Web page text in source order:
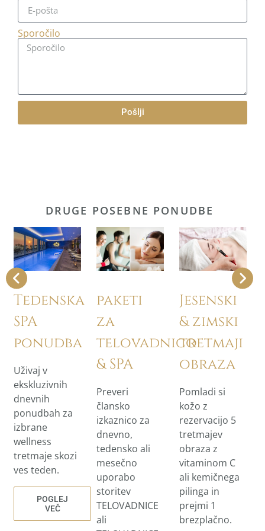
Sporočilo
Pošlji
DRUGE POSEBNE PONUDBE
Tedenska
SPA
ponudba
Uživaj v
ekskluzivnih
dnevnih
ponudbah za
izbrane
wellness
tretmaje skozi
ves teden.
POGLEJ
VEČ
paketi
za
telovadnico
& SPA
Preveri
člansko
izkaznico za
dnevno,
tedensko ali
mesečno
uporabo
storitev
TELOVADNICE
ali
Jesenski
& zimski
tretmaji
obraza
Pomladi si
kožo z
rezervacijo 5
tretmajev
obraza z
vitaminom C
ali kemičnega
pilinga in
prejmi 1
brezplačno.